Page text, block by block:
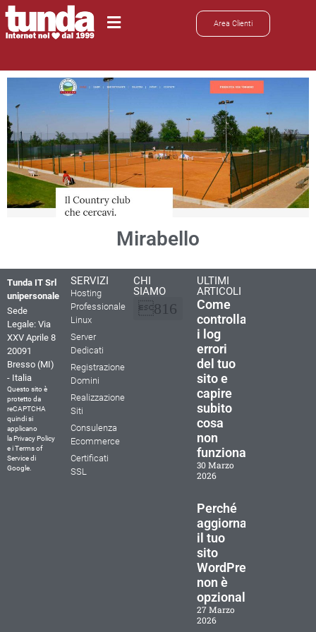
Area Clienti
Mirabello
Tunda IT Srl
unipersonale
Sede
Legale: Via
XXV Aprile 8
20091
Bresso (MI)
- Italia
Questo sito è
protetto da
reCAPTCHA
quindi si
applicano
laPrivacy Policy
e iTerms of
Servicedi
Google.
SERVIZI
Hosting
Professionale
Linux
Server
Dedicati
Registrazione
Domini
Realizzazione
Siti
Consulenza
Ecommerce
Certificati
SSL
CHI
SIAMO
ULTIMI
ARTICOLI
Come
controllare
i log
errori
del tuo
sito e
capire
subito
cosa
non
funziona
30 Marzo
2026
Perché
aggiornare
il tuo
sito
WordPress
non è
opzionale
27 Marzo
2026